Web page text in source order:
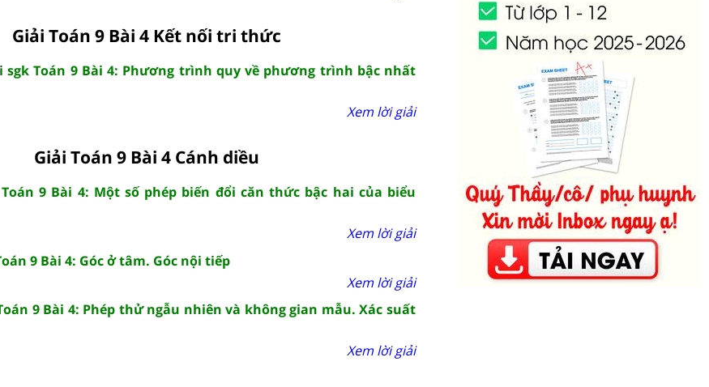
Giải Toán 9 Bài 4 Kết nối tri thức
Toán 9 Bài 4: Phương trình quy về phương trình bậc nhất
Xem lời giải
Giải Toán 9 Bài 4 Cánh diều
9 Bài 4: Một số phép biến đổi căn thức bậc hai của biểu
Xem lời giải
9 Bài 4: Góc ở tâm. Góc nội tiếp
Xem lời giải
9 Bài 4: Phép thử ngẫu nhiên và không gian mẫu. Xác suất
Xem lời giải